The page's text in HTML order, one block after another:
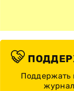
Поддержать